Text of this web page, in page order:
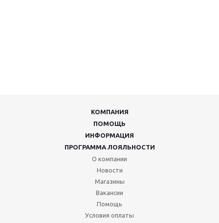
КОМПАНИЯ
ПОМОЩЬ
ИНФОРМАЦИЯ
ПРОГРАММА ЛОЯЛЬНОСТИ
О компании
Новости
Магазины
Вакансии
Помощь
Условия оплаты